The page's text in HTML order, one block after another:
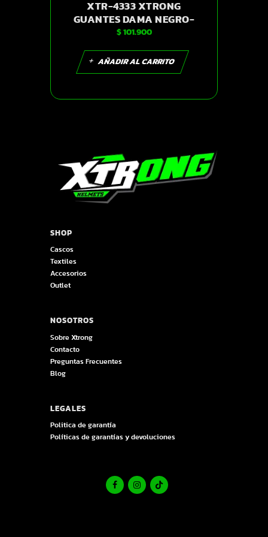
XTR-4333 XTRONG
GUANTES DAMA NEGRO-
ROSADO S | SKU14267
$101.900
AÑADIR AL CARRITO
SHOP
Cascos
Textiles
Accesorios
Outlet
NOSOTROS
Sobre Xtrong
Contacto
Preguntas Frecuentes
Blog
LEGALES
Politica de garantía
Políticas de garantías y devoluciones